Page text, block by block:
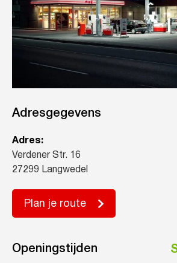
Adresgegevens
Adres:
Verdener Str. 16
27299 Langwedel
Plan je route
Openingstijden